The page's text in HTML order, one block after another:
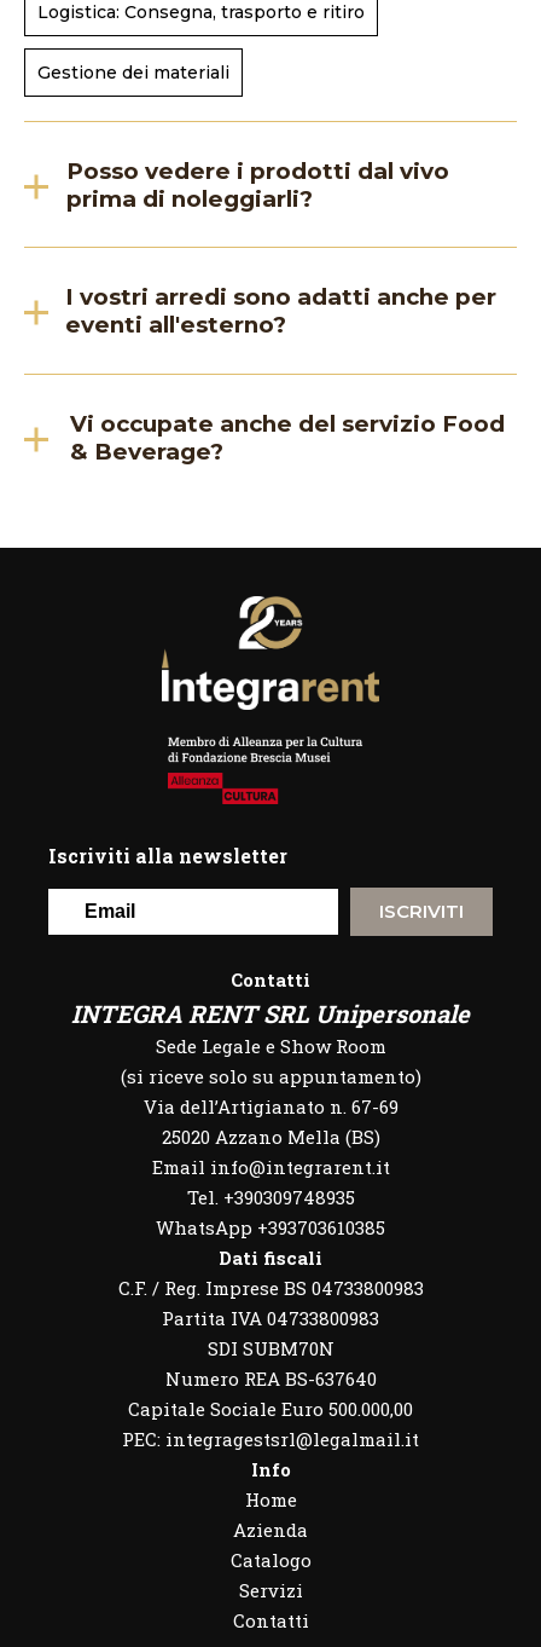
Logistica: Consegna, trasporto e ritiro
Gestione dei materiali
Posso vedere i prodotti dal vivo
prima di noleggiarli?
I vostri arredi sono adatti anche per
eventi all'esterno?
Vi occupate anche del servizio Food
& Beverage?
Iscriviti alla newsletter
ISCRIVITI
Contatti
INTEGRA RENT SRL Unipersonale
Sede Legale e Show Room
(si riceve solo su appuntamento)
Via dell’Artigianato n. 67-69
25020 Azzano Mella (BS)
Email info@integrarent.it
Tel. +390309748935
WhatsApp +393703610385
Dati fiscali
C.F. / Reg. Imprese BS 04733800983
Partita IVA 04733800983
SDI SUBM70N
Numero REA BS-637640
Capitale Sociale Euro 500.000,00
PEC: integragestsrl@legalmail.it
Info
Home
Azienda
Catalogo
Servizi
Contatti